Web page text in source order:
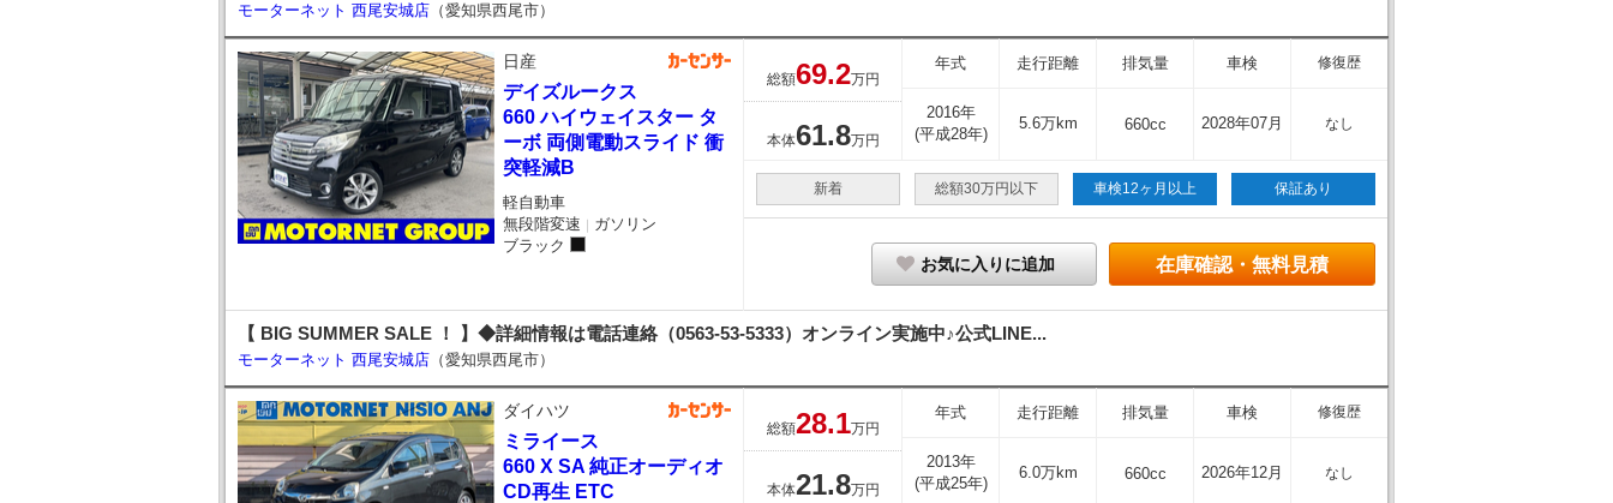
モーターネット 西尾安城店 （愛知県西尾市）
日産
デイズルークス
660 ハイウェイスター タ
ーボ 両側電動スライド 衝
突軽減B
軽自動車
無段階変速 ｜ ガソリン
ブラック
総額69.2万円
本体61.8万円
年式 走行距離 排気量 車検 修復歴
2016年
(平成28年)
5.6万km 660cc 2028年07月 なし
新着 総額30万円以下 車検12ヶ月以上 保証あり
在庫確認・無料見積
お気に入りに追加
【 BIG SUMMER SALE ！ 】◆詳細情報は電話連絡（0563-53-5333）オンライン実施中♪公式LINE...
モーターネット 西尾安城店 （愛知県西尾市）
ダイハツ
ミライース
660 X SA 純正オーディオ
CD再生 ETC
総額28.1万円
本体21.8万円
年式 走行距離 排気量 車検 修復歴
2013年
(平成25年)
6.0万km 660cc 2026年12月 なし